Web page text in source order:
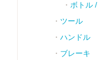
ボトル
ツール
ハンドル
ブレーキ